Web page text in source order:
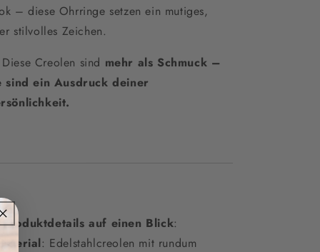
– diese Ohrringe setzen ein mutiges,
stilvolles Zeichen.
Creolen sind mehr als Schmuck –
sind ein Ausdruck deiner
Produktdetails auf einen Blick:
Material: Edelstahlcreolen mit rundum